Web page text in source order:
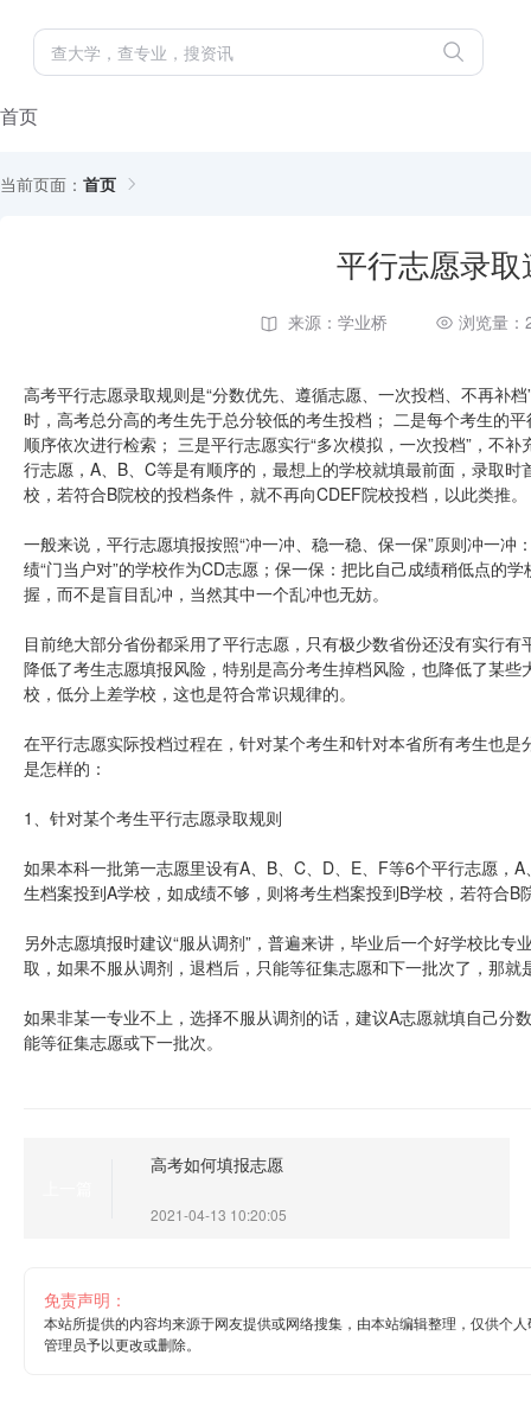
首页
当前页面： 首页
平行志愿录
来源：学业桥 浏览量：
高考平行志愿录取规则是“分数优先、遵循志愿、一次投档、不再补
时，高考总分高的考生先于总分较低的考生投档； 二是每个考生的
顺序依次进行检索； 三是平行志愿实行“多次模拟，一次投档”，不
行志愿，A、B、C等是有顺序的，最想上的学校就填最前面，录取
校，若符合B院校的投档条件，就不再向CDEF院校投档，以此类推。
一般来说，平行志愿填报按照“冲一冲、稳一稳、保一保”原则冲一
绩“门当户对”的学校作为CD志愿；保一保：把比自己成绩稍低点的
握，而不是盲目乱冲，当然其中一个乱冲也无妨。
目前绝大部分省份都采用了平行志愿，只有极少数省份还没有实行
降低了考生志愿填报风险，特别是高分考生掉档风险，也降低了某
校，低分上差学校，这也是符合常识规律的。
在平行志愿实际投档过程在，针对某个考生和针对本省所有考生也
是怎样的：
1、针对某个考生平行志愿录取规则
如果本科一批第一志愿里设有A、B、C、D、E、F等6个平行志愿，
生档案投到A学校，如成绩不够，则将考生档案投到B学校，若符合
另外志愿填报时建议“服从调剂”，普遍来讲，毕业后一个好学校比
取，如果不服从调剂，退档后，只能等征集志愿和下一批次了，那
如果非某一专业不上，选择不服从调剂的话，建议A志愿就填自己
能等征集志愿或下一批次。
高考如何填报志愿
2021-04-13 10:20:05
免责声明：
本站所提供的内容均来源于网友提供或网络搜集，由本站编辑整理，仅供个
管理员予以更改或删除。